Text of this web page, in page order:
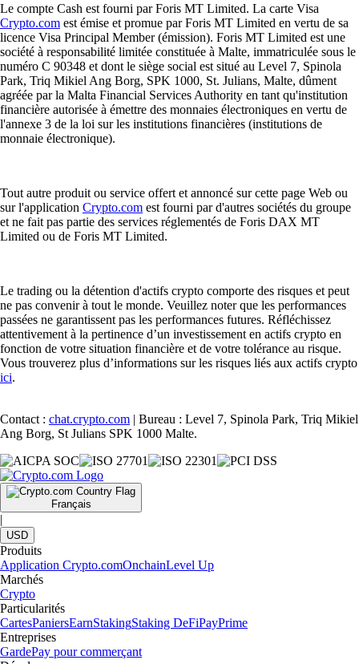
Le compte Cash est fourni par Foris MT Limited. La carte Visa
Crypto.com est émise et promue par Foris MT Limited en vertu de sa
licence Visa Principal Member (émission). Foris MT Limited est une
société à responsabilité limitée constituée à Malte, immatriculée sous le
numéro C 90348 et dont le siège social est situé au Level 7, Spinola
Park, Triq Mikiel Ang Borg, SPK 1000, St. Julians, Malte, dûment
agréée par la Malta Financial Services Authority en tant qu'institution
financière autorisée à émettre des monnaies électroniques en vertu de
l'annexe 3 de la loi sur les institutions financières (institutions de
monnaie électronique).
Tout autre produit ou service offert et annoncé sur cette page Web ou
sur l'application Crypto.com est fourni par d'autres sociétés du groupe
et ne fait pas partie des services réglementés de Foris DAX MT
Limited ou de Foris MT Limited.
Le trading ou la détention d'actifs crypto comporte des risques et peut
ne pas convenir à tout le monde. Veuillez noter que les performances
passées ne garantissent pas les performances futures. Réfléchissez
attentivement à la pertinence d’un investissement en actifs crypto en
fonction de votre situation financière et de votre tolérance au risque.
Vous trouverez plus d’informations sur les risques liés aux actifs crypto
ici.
Contact : chat.crypto.com | Bureau : Level 7, Spinola Park, Triq Mikiel
Ang Borg, St Julians SPK 1000 Malte.
Français
|
USD
Produits
Application Crypto.comOnchainLevel Up
Marchés
Crypto
Particularités
CartesPaniersEarnStakingStaking DeFiPayPrime
Entreprises
GardePay pour commerçant